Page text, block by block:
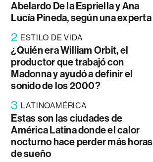
Abelardo De la Espriella y Ana
Lucía Pineda, según una experta
2 ESTILO DE VIDA
¿Quién era William Orbit, el
productor que trabajó con
Madonna y ayudó a definir el
sonido de los 2000?
3 LATINOAMÉRICA
Estas son las ciudades de
América Latina donde el calor
nocturno hace perder más horas
de sueño